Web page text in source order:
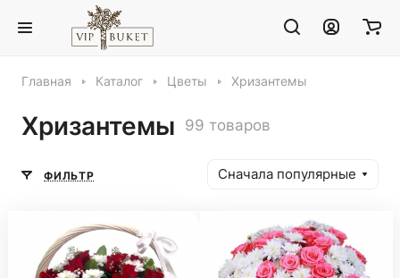
Главная Каталог Цветы Хризантемы
Хризантемы 99 товаров
ФИЛЬТР Сначала популярные